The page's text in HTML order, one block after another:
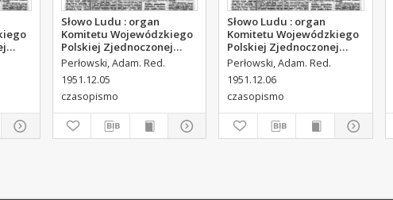
Słowo Ludu : organ
Komitetu Wojewódzkiego
Polskiej Zjednoczonej
Partii Robotniczej, 1951,
R.3, nr 314
Perłowski, Adam. Red.
1951.12.05
czasopismo
Słowo Ludu : organ
Komitetu Wojewódzkiego
Polskiej Zjednoczonej
Partii Robotniczej, 1951,
R.3, nr 315
Perłowski, Adam. Red.
1951.12.06
czasopismo